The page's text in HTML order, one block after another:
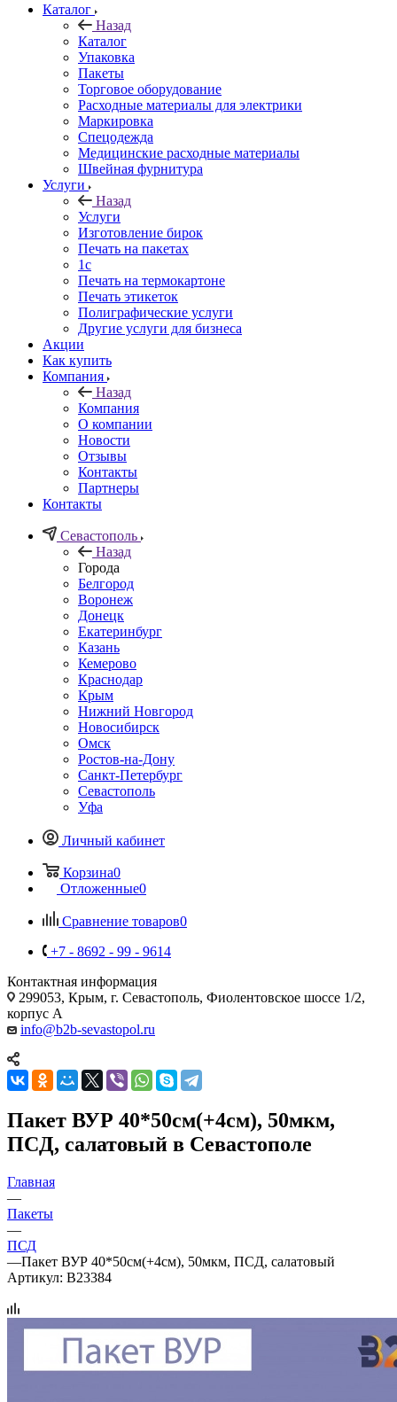
Каталог
Назад
Каталог
Упаковка
Пакеты
Торговое оборудование
Расходные материалы для электрики
Маркировка
Спецодежда
Медицинские расходные материалы
Швейная фурнитура
Услуги
Назад
Услуги
Изготовление бирок
Печать на пакетах
1c
Печать на термокартоне
Печать этикеток
Полиграфические услуги
Другие услуги для бизнеса
Акции
Как купить
Компания
Назад
Компания
О компании
Новости
Отзывы
Контакты
Партнеры
Контакты
Севастополь
Назад
Города
Белгород
Воронеж
Донецк
Екатеринбург
Казань
Кемерово
Краснодар
Крым
Нижний Новгород
Новосибирск
Омск
Ростов-на-Дону
Санкт-Петербург
Севастополь
Уфа
Личный кабинет
Корзина0
Отложенные0
Сравнение товаров0
+7 - 8692 - 99 - 9614
Контактная информация
299053, Крым, г. Севастополь, Фиолентовское шоссе 1/2,
корпус А
info@b2b-sevastopol.ru
Пакет ВУР 40*50см(+4см), 50мкм,
ПCД, салатовый в Севастополе
Главная
—
Пакеты
—
ПСД
—Пакет ВУР 40*50см(+4см), 50мкм, ПCД, салатовый
Артикул: B23384